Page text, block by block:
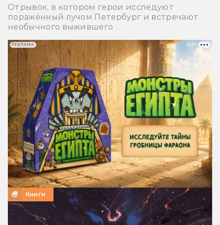
Отрывок, в котором герои исследуют
поражённый лучом Петербург и встречают
необычного выжившего
Книги
РЕКЛАМА